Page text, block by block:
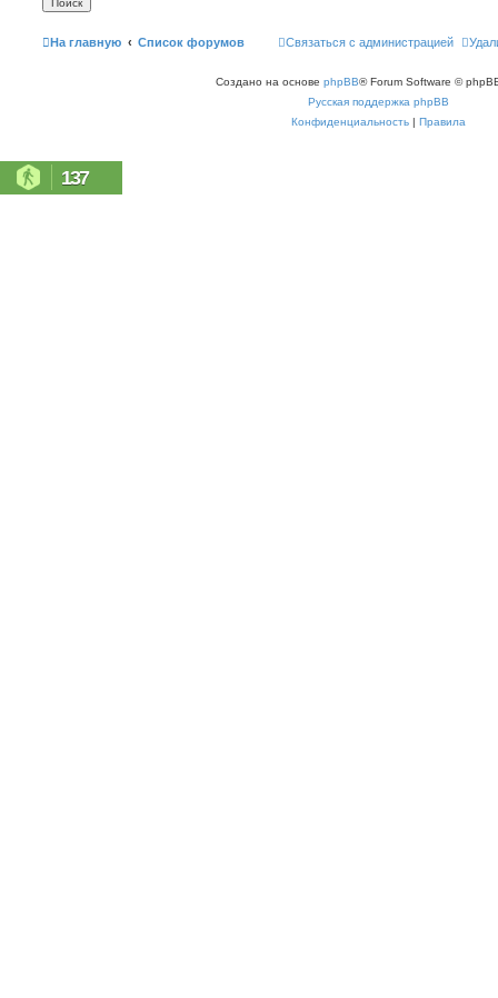
На главную Список форумов Связаться с администрацией
Создано на основе phpBB® Forum Software ©
Русская поддержка phpBB
Конфиденциальность | Правила
137